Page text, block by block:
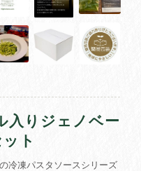
入りジェノベー
ト
冷凍パスタソースシリーズ